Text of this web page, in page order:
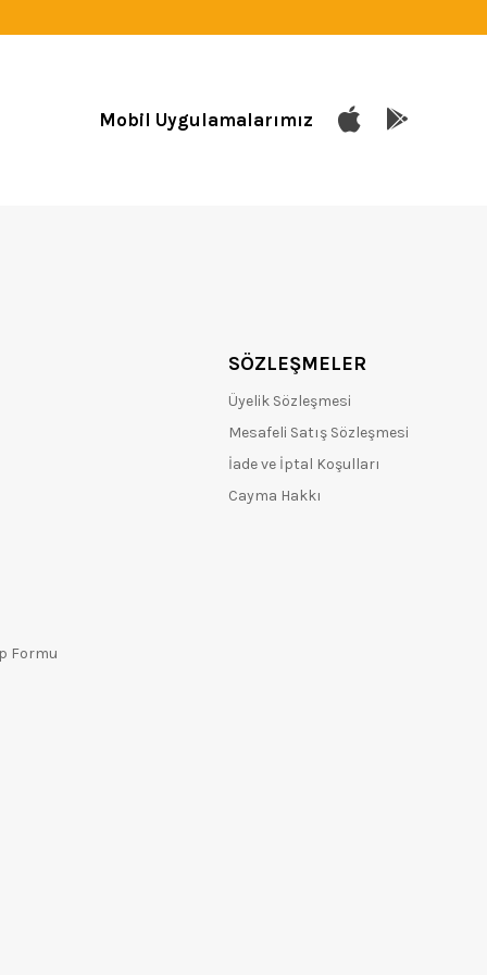
Mobil Uygulamalarımız
Formu
SÖZLEŞMELER
Üyelik Sözleşmesi
Mesafeli Satış Sözleşmesi
İade ve İptal Koşulları
Cayma Hakkı